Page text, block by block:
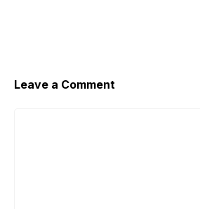
Leave a Comment